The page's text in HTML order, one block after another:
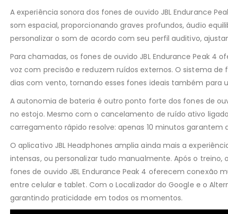
A experiência sonora dos fones de ouvido JBL Endurance
som espacial, proporcionando graves profundos, áudio
personalizar o som de acordo com seu perfil auditivo,
Para chamadas, os fones de ouvido JBL Endurance Peak
voz com precisão e reduzem ruídos externos. O sistema
dias com vento, tornando esses fones ideais também
A autonomia de bateria é outro ponto forte dos fones de
no estojo. Mesmo com o cancelamento de ruído ativo
carregamento rápido resolve: apenas 10 minutos
O aplicativo JBL Headphones amplia ainda mais a
intensas, ou personalizar tudo manualmente. Após o
fones de ouvido JBL Endurance Peak 4 oferecem
entre celular e tablet. Com o Localizador do Google e o
garantindo praticidade em todos os momentos.